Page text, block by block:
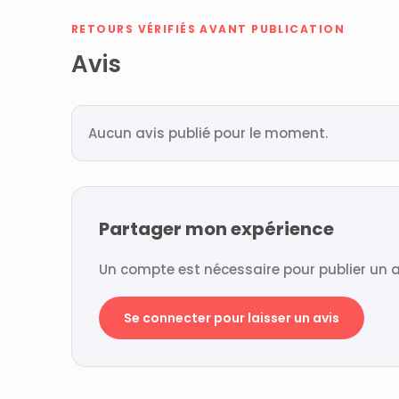
RETOURS VÉRIFIÉS AVANT PUBLICATION
Avis
Aucun avis publié pour le moment.
Partager mon expérience
Un compte est nécessaire pour publier un
Se connecter pour laisser un avis